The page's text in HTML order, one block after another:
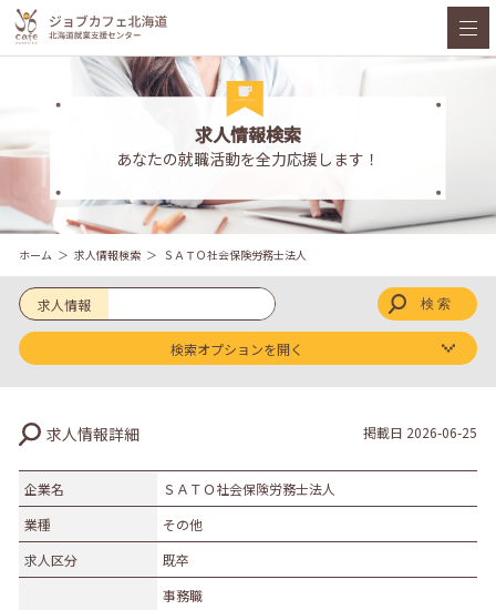
求人情報検索
あなたの就職活動を全力応援します！
ホーム 求人情報検索 ＳＡＴＯ社会保険労務士法人
求人情報
検索オプションを開く
業種
農林水産業
建設業
食品製造業
求人情報詳細 掲載日 2026-06-25
企業名
ＳＡＴＯ社会保険労務士法人
業種
その他
求人区分
既卒
事務職